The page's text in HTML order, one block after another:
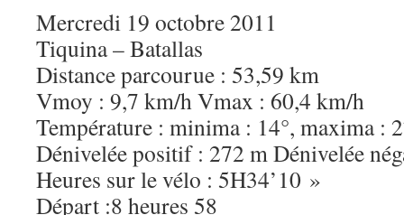
Mercredi 19 octobre 2011
Tiquina – Batallas
Distance parcourue : 53,59 km
Vmoy : 9,7 km/h Vmax : 60,4 km/h
Température : minima : 14°, maxima :
Dénivelée positif : 272 m Dénivelée
Heures sur le vélo : 5H34’10 »
Départ :8 heures 58